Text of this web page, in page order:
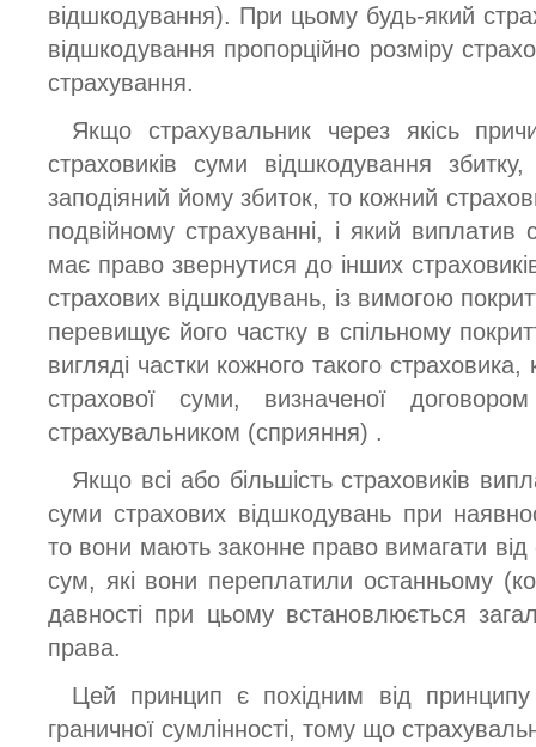
відшкодування). При цьому будь-який
відшкодування пропорційно розміру
страхування.
Якщо страхувальник через якісь
страховиків суми відшкодування
заподіяний йому збиток, то кожний
подвійному страхуванні, і який
має право звернутися до інших
страхових відшкодувань, із вимогою
перевищує його частку в спільному
вигляді частки кожного такого
страхової суми, визначеної
страхувальником (сприяння) .
Якщо всі або більшість страховиків
суми страхових відшкодувань при
то вони мають законне право вимагати
сум, які вони переплатили останньому
давності при цьому встановлюється
права.
Цей принцип є похідним від принципу
граничної сумлінності, тому що